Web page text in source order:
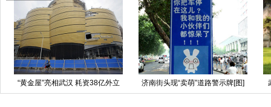
“黄金屋”亮相武汉 耗资38亿外立
面贴“金条”
济南街头现“卖萌”道路警示牌[图]